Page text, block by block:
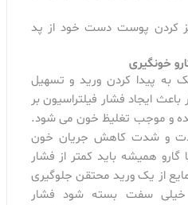
کردن پوست دست خود از پد
خونگیری
به پیدا کردن ورید و تسهیل
ایجاد فشار فیلتراسیون بر
و موجب تغلیظ خون می شود.
مدت و شدت کاهش جریان خون
گارو همیشه باید کمتر از فشار
از یک ورید محتقن جلوگیری
خیلی سفت بسته شود فشار